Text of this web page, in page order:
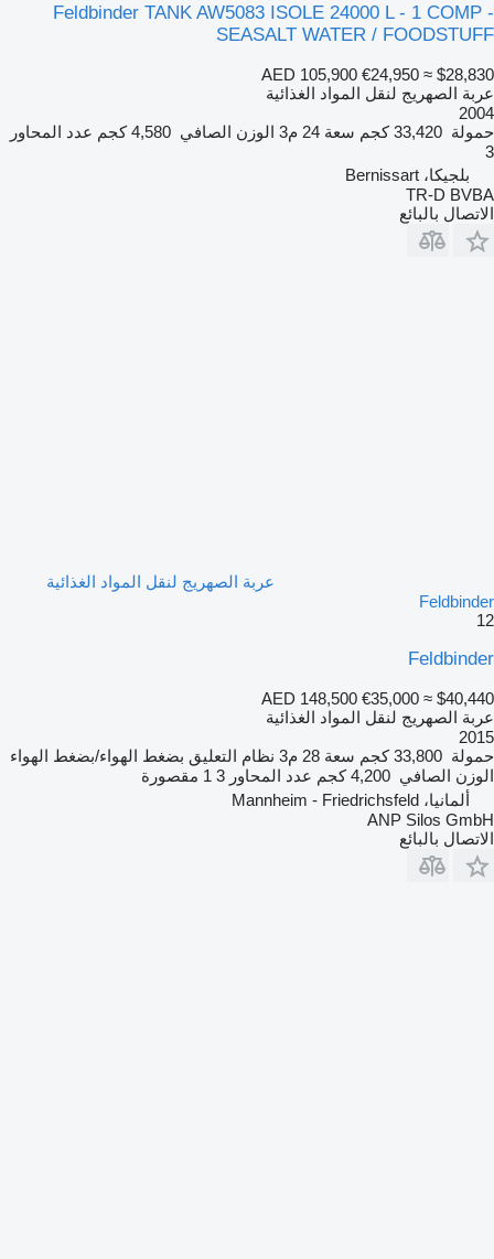
Feldbinder TANK AW5083 ISOLE 24000 L - 1 COMP -
SEASALT WATER / FOODSTUFF
AED 105,900 €24,950 ≈ $28,830
عربة الصهريج لنقل المواد الغذائية
2004
حمولة 33,420 كجم سعة 24 م3 الوزن الصافي 4,580 كجم
عدد المحاور
3
بلجيكا، Bernissart
TR-D BVBA
الاتصال بالبائع
عربة الصهريج لنقل المواد الغذائية
Feldbinder
12
Feldbinder
AED 148,500 €35,000 ≈ $40,440
عربة الصهريج لنقل المواد الغذائية
2015
حمولة 33,800 كجم سعة 28 م3 نظام التعليق بضغط الهواء/بضغط الهواء
الوزن الصافي 4,200 كجم عدد المحاور 3 1 مقصورة
ألمانيا، Mannheim - Friedrichsfeld
ANP Silos GmbH
الاتصال بالبائع